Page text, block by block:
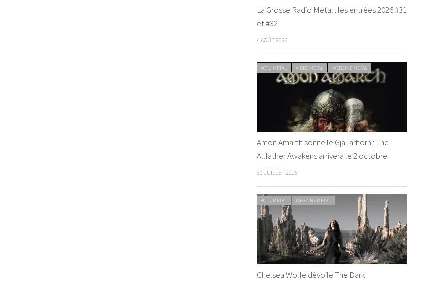
La Grosse Radio Metal : les entrées 2026 #31
et #32
4 AOÛT 2026
ACTU METAL VIDEO METAL WEBZINE METAL
Amon Amarth sonne le Gjallarhorn : The
Allfather Awakens arrivera le 2 octobre
30 JUILLET 2026
ACTU METAL WEBZINE METAL
Chelsea Wolfe dévoile The Dark